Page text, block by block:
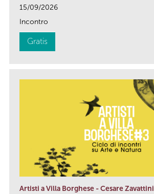
15/09/2026
Incontro
Gratis
Artisti a Villa Borghese - Cesare Zavattini